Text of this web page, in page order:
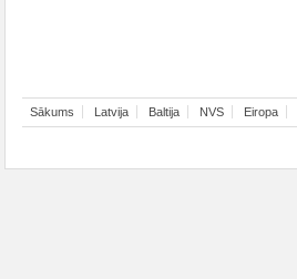
Sākums Latvija Baltija NVS Eiropa